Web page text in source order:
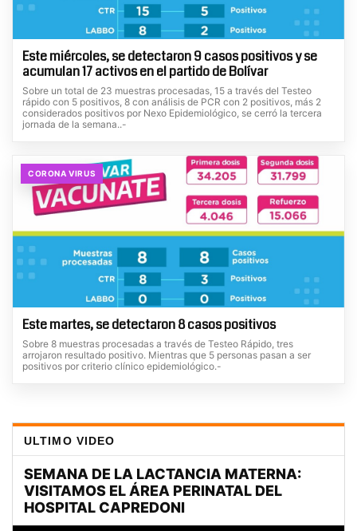
Este miércoles, se detectaron 9 casos positivos y se
acumulan 17 activos en el partido de Bolívar
Sobre un total de 23 muestras procesadas, 15 a través del Testeo
rápido con 5 positivos, 8 con análisis de PCR con 2 positivos, más 2
considerados positivos por Nexo Epidemiológico, se cerró la tercera
jornada de la semana..-
CORONA VIRUS
Este martes, se detectaron 8 casos positivos
Sobre 8 muestras procesadas a través de Testeo Rápido, tres
arrojaron resultado positivo. Mientras que 5 personas pasan a ser
positivos por criterio clínico epidemiológico.-
ULTIMO VIDEO